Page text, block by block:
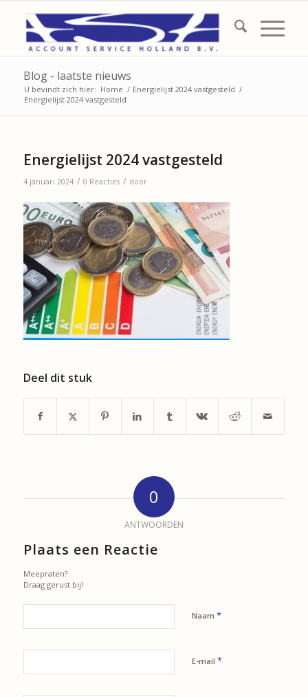
Blog - laatste nieuws
U bevindt zich hier: Home / Energielijst 2024 vastgesteld /
Energielijst 2024 vastgesteld
Energielijst 2024 vastgesteld
4 januari 2024 / 0 Reacties / door
Deel dit stuk
0
ANTWOORDEN
Plaats een Reactie
Meepraten?
Draag gerust bij!
Naam *
E-mail *